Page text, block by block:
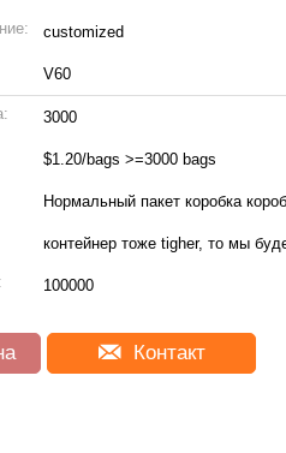
customized
V60
3000
$1.20/bags >=3000 bags
Нормальный пакет коробка
контейнер тоже tigher, то мы
100000
Контакт